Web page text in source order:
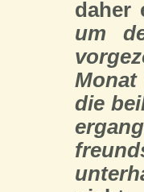
daher
um
die